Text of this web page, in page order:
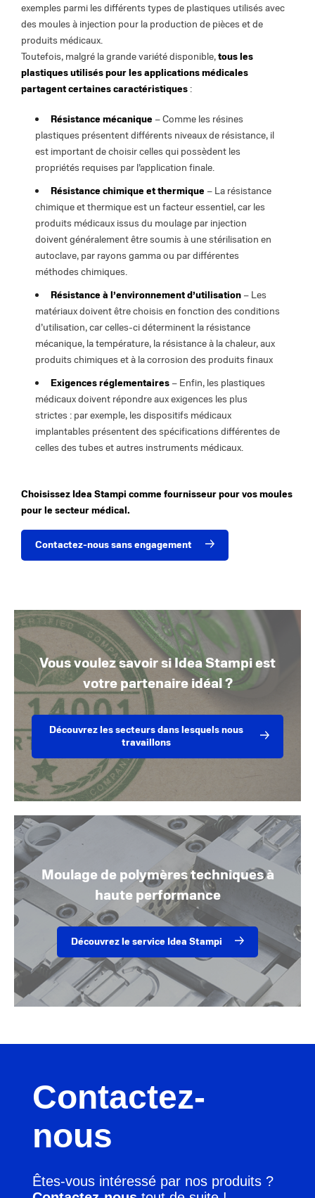
exemples parmi les différents types de plastiques utilisés avec
des moules à injection pour la production de pièces et de
produits médicaux.
Toutefois, malgré la grande variété disponible,tous les
plastiques utilisés pour les applications médicales
partagent certaines caractéristiques :
Résistance mécanique – Comme les résines
plastiques présentent différents niveaux de résistance, il
est important de choisir celles qui possèdent les
propriétés requises par l’application finale.
Résistance chimique et thermique – La résistance
chimique et thermique est un facteur essentiel, car les
produits médicaux issus du moulage par injection
doivent généralement être soumis à une stérilisation en
autoclave, par rayons gamma ou par différentes
méthodes chimiques.
Résistance à l’environnement d’utilisation – Les
matériaux doivent être choisis en fonction des conditions
d’utilisation, car celles-ci déterminent la résistance
mécanique, la température, la résistance à la chaleur, aux
produits chimiques et à la corrosion des produits finaux
Exigences réglementaires – Enfin, les plastiques
médicaux doivent répondre aux exigences les plus
strictes : par exemple, les dispositifs médicaux
implantables présentent des spécifications différentes de
celles des tubes et autres instruments médicaux.
Choisissez Idea Stampi comme fournisseur pour vos moules
pour le secteur médical.
Contactez-nous sans engagement
Vous voulez savoir si Idea Stampi est
votre partenaire idéal ?
Découvrez les secteurs dans lesquels nous
travaillons
Moulage de polymères techniques à
haute performance
Découvrez le service Idea Stampi